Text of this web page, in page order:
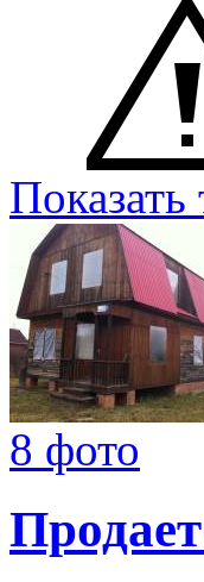
Показать
8 фото